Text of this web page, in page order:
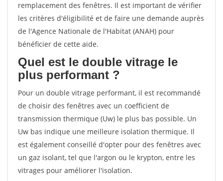
remplacement des fenêtres. Il est important de vérifier
les critères d'éligibilité et de faire une demande auprès
de l'Agence Nationale de l'Habitat (ANAH) pour
bénéficier de cette aide.
Quel est le double vitrage le
plus performant ?
Pour un double vitrage performant, il est recommandé
de choisir des fenêtres avec un coefficient de
transmission thermique (Uw) le plus bas possible. Un
Uw bas indique une meilleure isolation thermique. Il
est également conseillé d'opter pour des fenêtres avec
un gaz isolant, tel que l'argon ou le krypton, entre les
vitrages pour améliorer l'isolation.